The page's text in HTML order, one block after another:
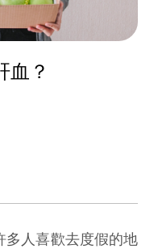
血？
人喜歡去度假的地